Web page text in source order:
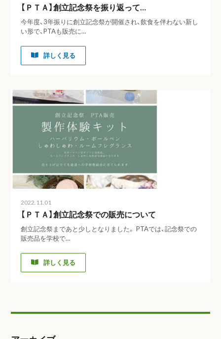
【ＰＴＡ】創立記念祭を振り返って…
今年度、3年振りに創立記念祭が開催され、飲食を伴わない新し
い形で、PTAも販売に…
詳しく見る
2022.11.01
【ＰＴＡ】創立記念祭での販売について
創立記念祭まであと少しとなりました。 PTAでは、記念祭での
販売品を学校で…
詳しく見る